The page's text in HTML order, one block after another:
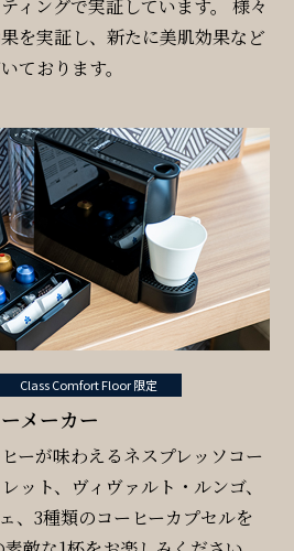
泊日を検索
航空券付き
新幹線付き
クアウト日
ィングで実証しています。 様々
を実証し、新たに美肌効果など
ております。
Class Comfort Floor 限定
メーカー
ーが味わえるネスプレッソコー
ット、ヴィヴァルト・ルンゴ、
、3種類のコーヒーカプセルを